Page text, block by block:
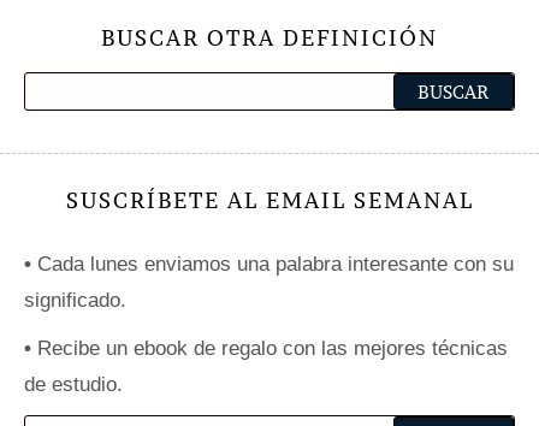
BUSCAR OTRA DEFINICIÓN
SUSCRÍBETE AL EMAIL SEMANAL
• Cada lunes enviamos una palabra interesante con su
significado.
• Recibe un ebook de regalo con las mejores técnicas
de estudio.